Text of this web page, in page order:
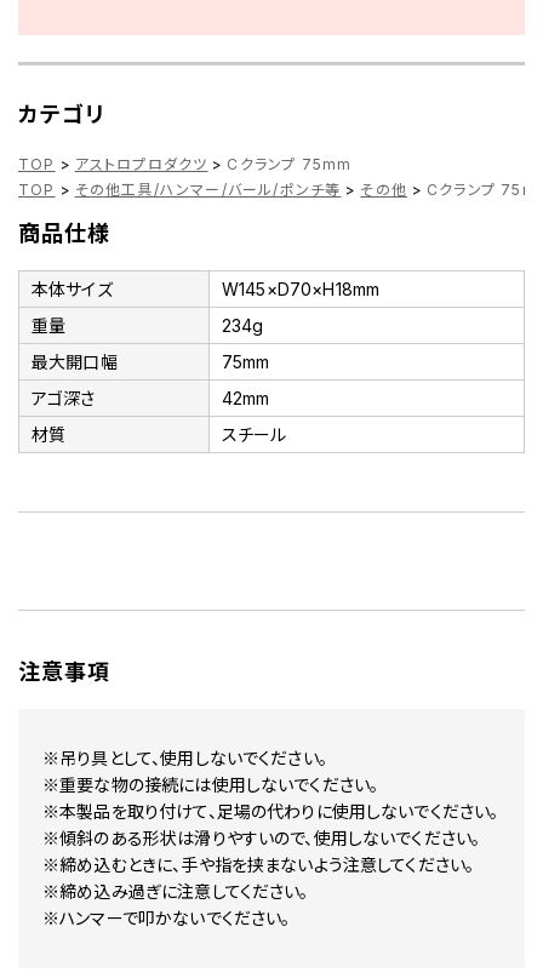
カテゴリ
TOP > アストロプロダクツ > Cクランプ 75mm
TOP > その他工具/ハンマー/バール/ポンチ等 > その他 > Cクランプ
商品仕様
本体サイズ
W145×D70×H18mm
重量
234g
最大開口幅
75mm
アゴ深さ
42mm
材質
スチール
注意事項
※吊り具として、使用しないでください。
※重要な物の接続には使用しないでください。
※本製品を取り付けて、足場の代わりに使用しないでください。
※傾斜のある形状は滑りやすいので、使用しないでください。
※締め込むときに、手や指を挟まないよう注意してください。
※締め込み過ぎに注意してください。
※ハンマーで叩かないでください。